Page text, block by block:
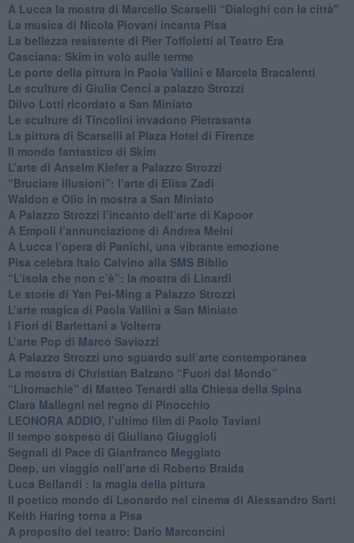
A Lucca la mostra di Marcello Scarselli “Dialoghi con la città"
​La musica di Nicola Piovani incanta Pisa
​La bellezza resistente di Pier Toffoletti al Teatro Era
​Casciana: Skim in volo sulle terme
​Le porte della pittura in Paola Vallini e Marcela Bracalenti
​Le sculture di Giulia Cenci a palazzo Strozzi
​Dilvo Lotti ricordato a San Miniato
​Le sculture di Tincolini invadono Pietrasanta
La pittura di Scarselli al Plaza Hotel di Firenze
​Il mondo fantastico di Skim
​L’arte di Anselm Kiefer a Palazzo Strozzi
​“Bruciare illusioni”: l’arte di Elisa Zadi
​Waldon e Olio in mostra a San Miniato
​A Palazzo Strozzi l’incanto dell’arte di Kapoor
​A Empoli l’annunciazione di Andrea Meini
A Lucca l’opera di Panichi, una vibrante emozione
Pisa celebra Italo Calvino alla SMS Biblio
“L’isola che non c’è”: la mostra di Linardi
​Le storie di Yan Pei-Ming a Palazzo Strozzi
​L’arte magica di Paola Vallini a San Miniato
​I Fiori di Barlettani a Volterra
​L’arte Pop di Marco Saviozzi
​A Palazzo Strozzi uno sguardo sull’arte contemporanea
La mostra di Christian Balzano “Fuori dal Mondo”
​“Litomachie” di Matteo Tenardi alla Chiesa della Spina
​Clara Mallegni nel regno di Pinocchio
​LEONORA ADDIO, l’ultimo film di Paolo Taviani
Il tempo sospeso di Giuliano Giuggioli
Segnali di Pace di Gianfranco Meggiato
​Deep, un viaggio nell’arte di Roberto Braida
​Luca Bellandi : la magia della pittura
​Il poetico mondo di Leonardo nel cinema di Alessandro Sarti
​Keith Haring torna a Pisa
​A proposito del teatro: Dario Marconcini